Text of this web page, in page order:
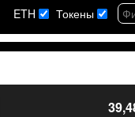
ETH Токены